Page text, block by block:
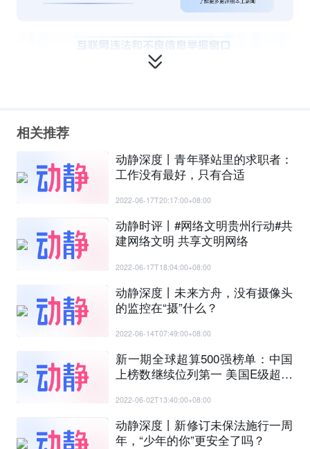
相关推荐
动静深度丨青年驿站里的求职者：
工作没有最好，只有合适
2022-06-17T20:17:00+08:00
动静时评丨#网络文明贵州行动#共
建网络文明 共享文明网络
2022-06-17T18:04:00+08:00
动静深度丨未来方舟，没有摄像头
的监控在“摄”什么？
2022-06-14T07:49:00+08:00
新一期全球超算500强榜单：中国
上榜数继续位列第一 美国E级超算
2022-06-02T13:40:00+08:00
动静深度丨新修订未保法施行一周
年，“少年的你”更安全了吗？